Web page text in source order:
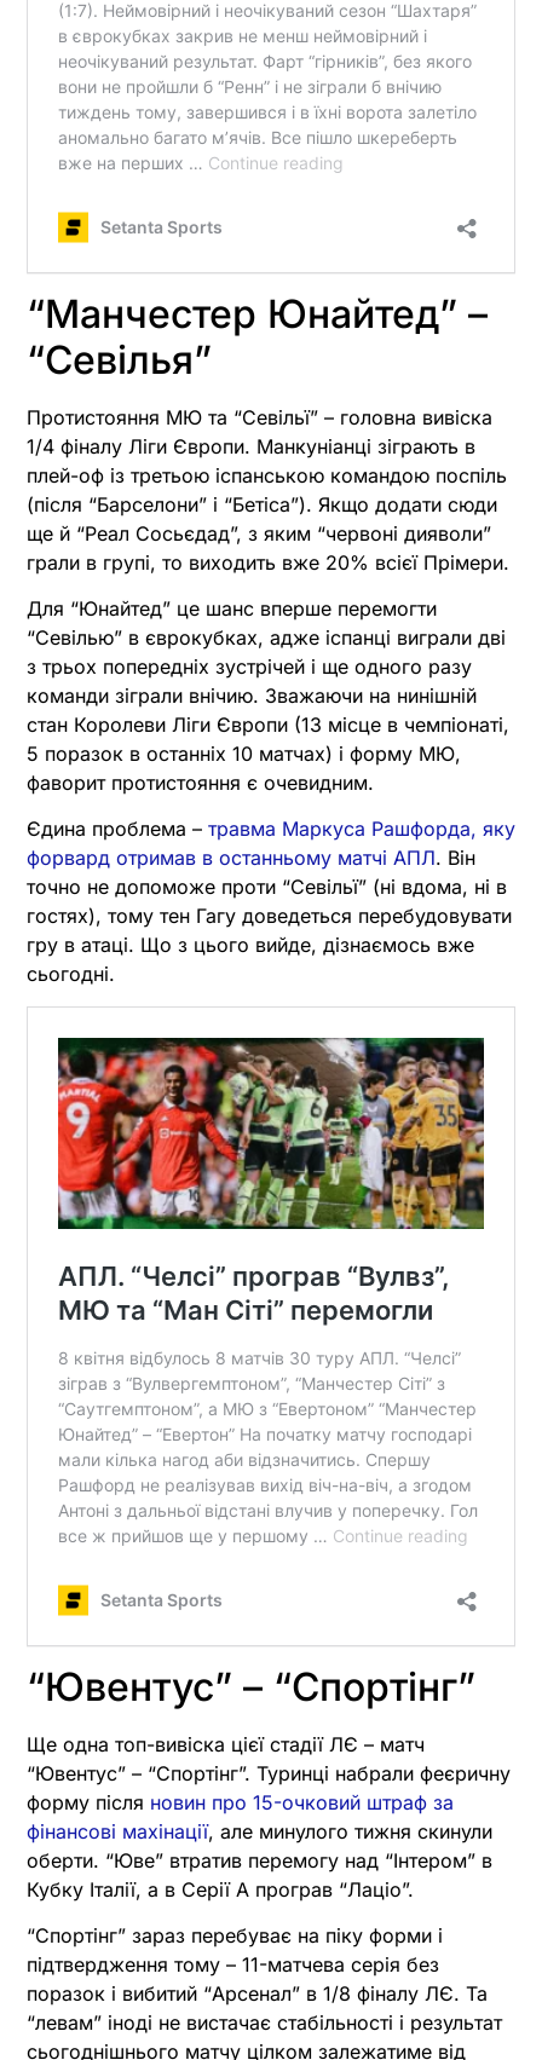
“Манчестер Юнайтед” –
“Севілья”
Протистояння МЮ та “Севільї” – головна вивіска
1/4 фіналу Ліги Європи. Манкуніанці зіграють в
плей-оф із третьою іспанською командою поспіль
(після “Барселони” і “Бетіса”). Якщо додати сюди
ще й “Реал Сосьєдад”, з яким “червоні дияволи”
грали в групі, то виходить вже 20% всієї Прімери.
Для “Юнайтед” це шанс вперше перемогти
“Севілью” в єврокубках, адже іспанці виграли дві
з трьох попередніх зустрічей і ще одного разу
команди зіграли внічию. Зважаючи на нинішній
стан Королеви Ліги Європи (13 місце в чемпіонаті,
5 поразок в останніх 10 матчах) і форму МЮ,
фаворит протистояння є очевидним.
Єдина проблема – травма Маркуса Рашфорда, яку
форвард отримав в останньому матчі АПЛ. Він
точно не допоможе проти “Севільї” (ні вдома, ні в
гостях), тому тен Гагу доведеться перебудовувати
гру в атаці. Що з цього вийде, дізнаємось вже
сьогодні.
“Ювентус” – “Спортінг”
Ще одна топ-вивіска цієї стадії ЛЄ – матч
“Ювентус” – “Спортінг”. Туринці набрали феєричну
форму після новин про 15-очковий штраф за
фінансові махінації, але минулого тижня скинули
оберти. “Юве” втратив перемогу над “Інтером” в
Кубку Італії, а в Серії А програв “Лаціо”.
“Спортінг” зараз перебуває на піку форми і
підтвердження тому – 11-матчева серія без
поразок і вибитий “Арсенал” в 1/8 фіналу ЛЄ. Та
“левам” іноді не вистачає стабільності і результат
сьогоднішнього матчу цілком залежатиме від